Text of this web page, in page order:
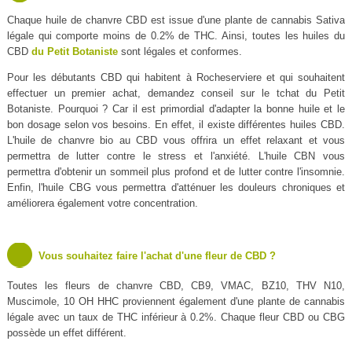
Chaque huile de chanvre CBD est issue d'une plante de cannabis Sativa
légale qui comporte moins de 0.2% de THC. Ainsi, toutes les huiles du
CBD du Petit Botanistesont légales et conformes.
Pour les débutants CBD qui habitent à Rocheserviere et qui souhaitent
effectuer un premier achat, demandez conseil sur le tchat du Petit
Botaniste. Pourquoi ? Car il est primordial d'adapter la bonne huile et le
bon dosage selon vos besoins. En effet, il existe différentes huiles CBD.
L'huile de chanvre bio au CBD vous offrira un effet relaxant et vous
permettra de lutter contre le stress et l'anxiété. L'huile CBN vous
permettra d'obtenir un sommeil plus profond et de lutter contre l'insomnie.
Enfin, l'huile CBG vous permettra d'atténuer les douleurs chroniques et
améliorera également votre concentration.
Vous souhaitez faire l'achat d'une fleur de CBD ?
Toutes les fleurs de chanvre CBD, CB9, VMAC, BZ10, THV N10,
Muscimole, 10 OH HHC proviennent également d'une plante de cannabis
légale avec un taux de THC inférieur à 0.2%. Chaque fleur CBD ou CBG
possède un effet différent.